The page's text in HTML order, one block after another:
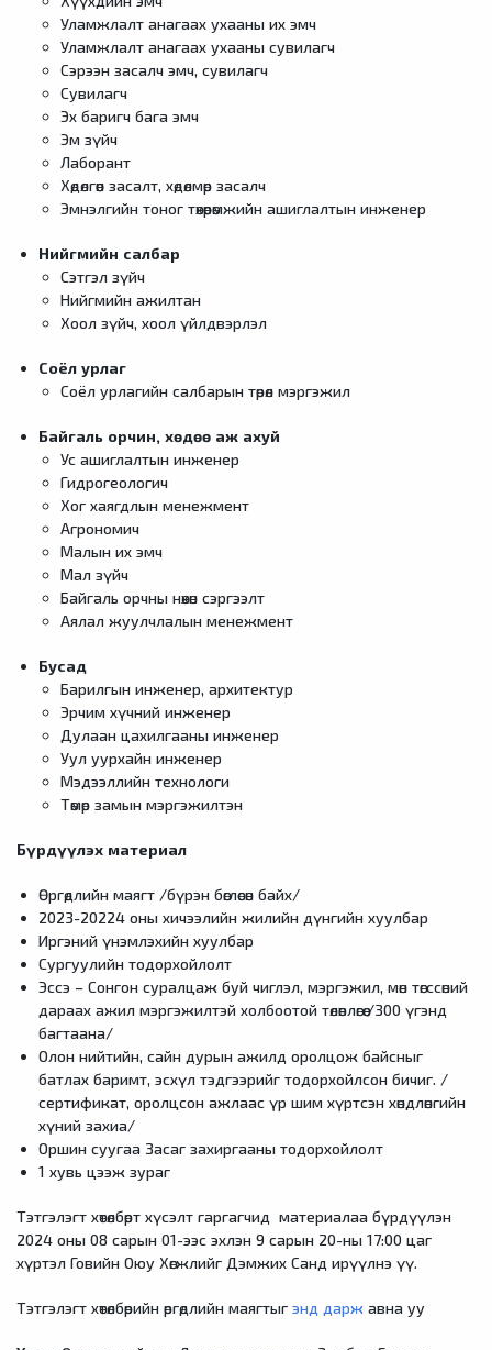
Уламжлалт анагаах ухааны их эмч
Уламжлалт анагаах ухааны сувилагч
Сэрээн засалч эмч, сувилагч
Сувилагч
Эх баригч бага эмч
Эм зүйч
Лаборант
Хөдөлгөөн засалт, хөдөлмөр засалч
Эмнэлгийн тоног төхөөрөмжийн ашиглалтын инженер
Нийгмийн салбар
Сэтгэл зүйч
Нийгмийн ажилтан
Хоол зүйч, хоол үйлдвэрлэл
Соёл урлаг
Соёл урлагийн салбарын төрөл мэргэжил
Байгаль орчин, хөдөө аж ахуй
Ус ашиглалтын инженер
Гидрогеологич
Хог хаягдлын менежмент
Агрономич
Малын их эмч
Мал зүйч
Байгаль орчны нөхөн сэргээлт
Аялал жуулчлалын менежмент
Бусад
Барилгын инженер, архитектур
Эрчим хүчний инженер
Дулаан цахилгааны инженер
Уул уурхайн инженер
Мэдээллийн технологи
Төмөр замын мэргэжилтэн
Бүрдүүлэх материал
Өргөдлийн маягт /бүрэн бөглөсөн байх/
2023-20224 оны хичээлийн жилийн дүнгийн хуулбар
Иргэний үнэмлэхийн хуулбар
Сургуулийн тодорхойлолт
Эссэ – Сонгон суралцаж буй чиглэл, мэргэжил, мөн төгссөний
дараах ажил мэргэжилтэй холбоотой төлөвлөгөө /300 үгэнд
багтаана/
Олон нийтийн, сайн дурын ажилд оролцож байсныг
батлах баримт, эсхүл тэдгээрийг тодорхойлсон бичиг. /
сертификат, оролцсон ажлаас үр шим хүртсэн хөндлөнгийн
хүний захиа/
Оршин суугаа Засаг захиргааны тодорхойлолт
1 хувь цээж зураг
Тэтгэлэгт хөтөлбөрт хүсэлт гаргагчид материалаа бүрдүүлэн
2024 оны 08 сарын 01-ээс эхлэн 9 сарын 20-ны 17:00 цаг
хүртэл Говийн Оюу Хөгжлийг Дэмжих Санд ирүүлнэ үү.
Тэтгэлэгт хөтөлбөрийн өргөдлийн маягтыг энд дарж авна уу